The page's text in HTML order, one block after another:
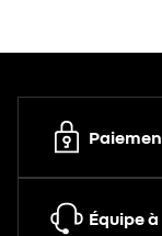
Équipe